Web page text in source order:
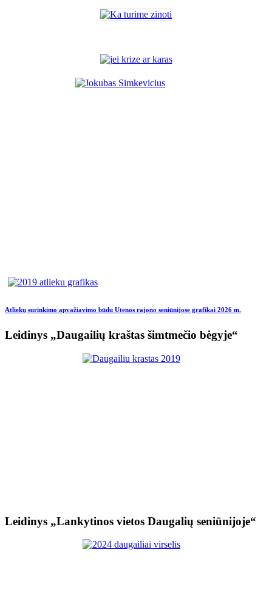
Atliekų surinkimo apvažiavimo būdu Utenos rajono seniūnijose grafikai 2026 m.
Leidinys „Daugailių kraštas šimtmečio bėgyje“
Leidinys „Lankytinos vietos Daugalių seniūnijoje“